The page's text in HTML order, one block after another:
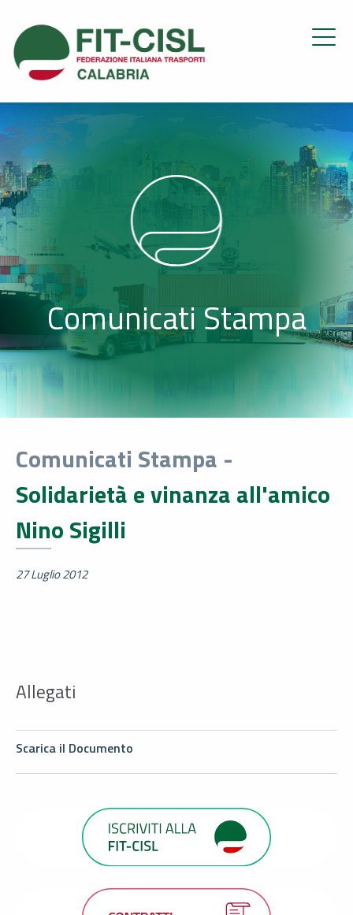
Comunicati Stampa
Comunicati Stampa -
Solidarietà e vinanza all'amico
Nino Sigilli
27 Luglio 2012
Allegati
Scarica il Documento